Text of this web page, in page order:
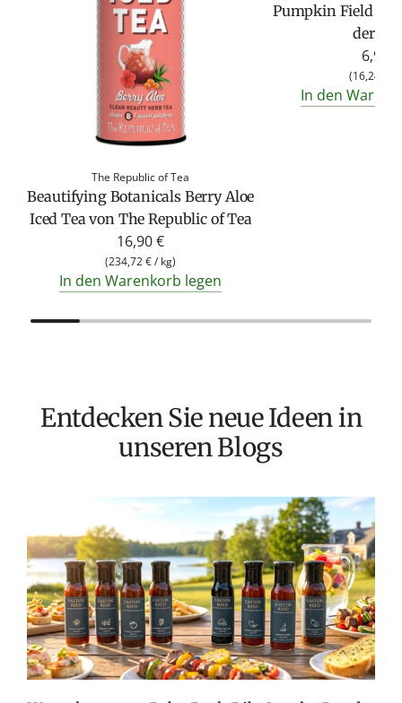
The Republic of Tea
Beautifying Botanicals Berry Aloe
Iced Tea von The Republic of Tea
16,90 €
(234,72 €/ kg)
In den Warenkorb legen
Pumpkin Field
der
6,90 €
(16,24 €
In den
Entdecken Sie neue Ideen in
unseren Blogs